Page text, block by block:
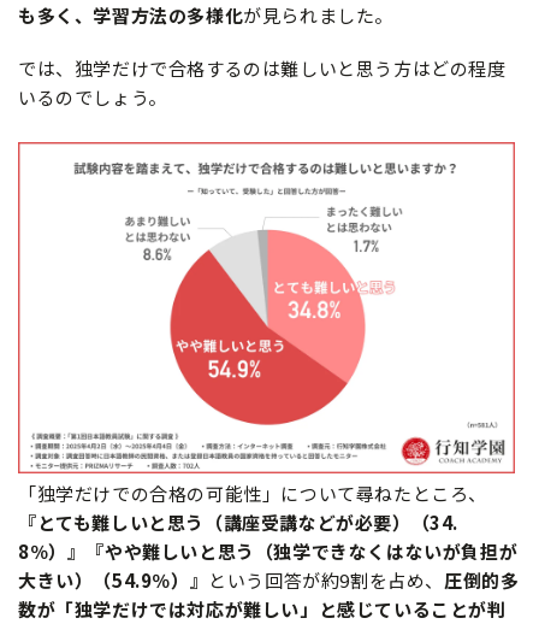
も多く、学習方法の多様化が見られました。
では、独学だけで合格するのは難しいと思う方はどの程度
いるのでしょう。
「独学だけでの合格の可能性」について尋ねたところ、
『とても難しいと思う（講座受講などが必要）（34.
8％）』『やや難しいと思う（独学できなくはないが負担が
大きい）（54.9％）』 という回答が約9割を占め、 圧倒的多
数が「独学だけでは対応が難しい」と感じていることが判